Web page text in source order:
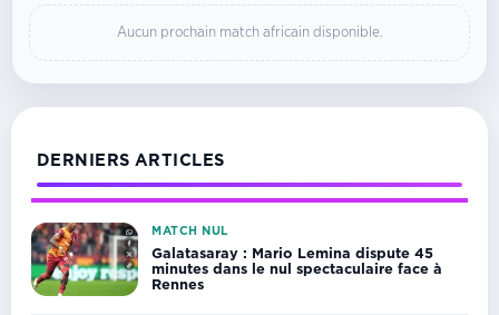
Aucun prochain match africain disponible.
DERNIERS ARTICLES
MATCH NUL
Galatasaray : Mario Lemina dispute 45
minutes dans le nul spectaculaire face à
Rennes